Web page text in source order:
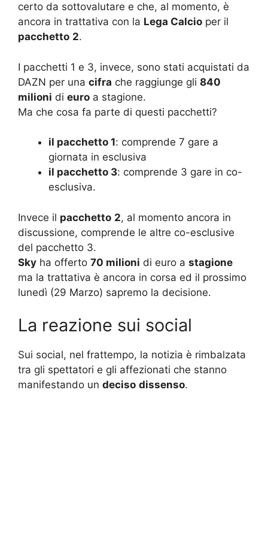
certo da sottovalutare e che, al momento, è
ancora in trattativa con la Lega Calcio per il
pacchetto 2.
I pacchetti 1 e 3, invece, sono stati acquistati da
DAZN per una cifra che raggiunge gli 840
milioni di euro a stagione.
Ma che cosa fa parte di questi pacchetti?
il pacchetto 1: comprende 7 gare a
giornata in esclusiva
il pacchetto 3: comprende 3 gare in co-
esclusiva.
Invece il pacchetto 2, al momento ancora in
discussione, comprende le altre co-esclusive
del pacchetto 3.
Sky ha offerto 70 milioni di euro a stagione
ma la trattativa è ancora in corsa ed il prossimo
lunedì (29 Marzo) sapremo la decisione.
La reazione sui social
Sui social, nel frattempo, la notizia è rimbalzata
tra gli spettatori e gli affezionati che stanno
manifestando un deciso dissenso.